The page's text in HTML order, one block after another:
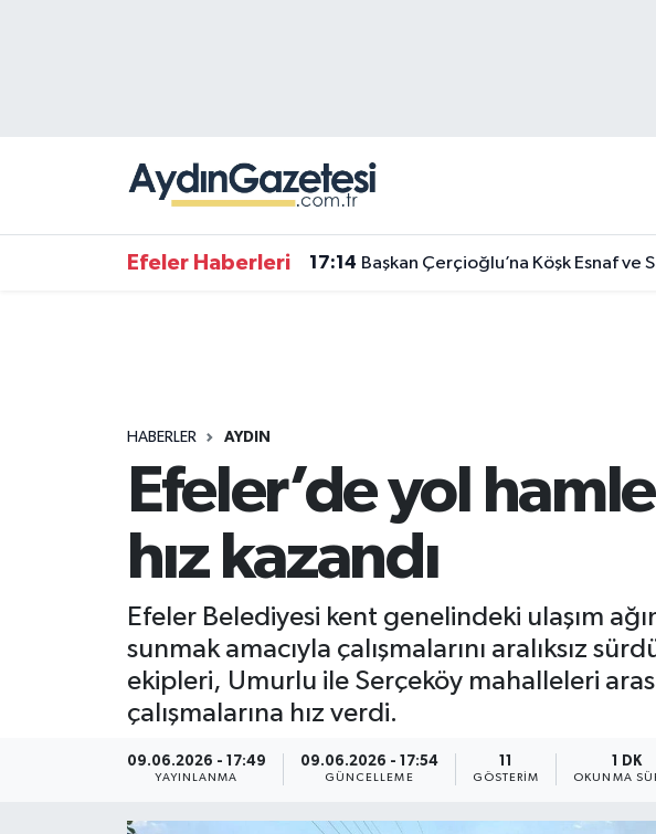
Efeler Haberleri 17:14 Başkan Çerçioğlu’na Köşk Esnaf ve
HABERLER AYDIN
Efeler’de yol
hız kazandı
Efeler Belediyesi kent genelindeki ulaşım
sunmak amacıyla çalışmalarını aralıksız
ekipleri, Umurlu ile Serçeköy mahalleleri
çalışmalarına hız verdi.
09.06.2026 - 17:49
YAYINLANMA
09.06.2026 - 17:54
GÜNCELLEME GÖSTERIM
1 DK
OKUNMA
Süper Lig Puan Durumu ve Fikstür
Tüm Manşetler